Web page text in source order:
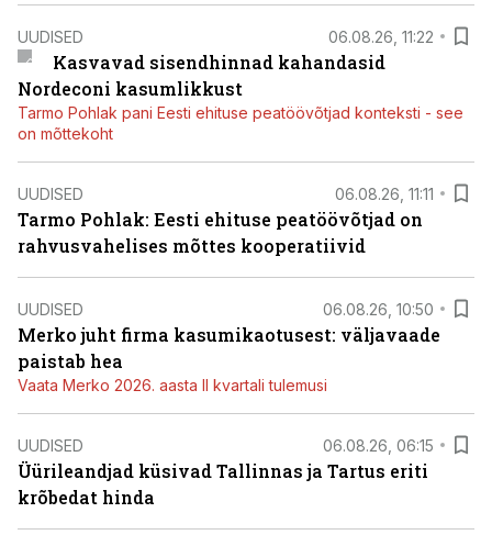
UUDISED 06.08.26, 11:22
Kasvavad sisendhinnad kahandasid
Nordeconi kasumlikkust
Tarmo Pohlak pani Eesti ehituse peatöövõtjad konteksti - see
on mõttekoht
UUDISED 06.08.26, 11:11
Tarmo Pohlak: Eesti ehituse peatöövõtjad on
rahvusvahelises mõttes kooperatiivid
UUDISED 06.08.26, 10:50
Merko juht firma kasumikaotusest: väljavaade
paistab hea
Vaata Merko 2026. aasta II kvartali tulemusi
UUDISED 06.08.26, 06:15
Üürileandjad küsivad Tallinnas ja Tartus eriti
krõbedat hinda